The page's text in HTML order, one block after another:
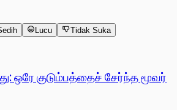
Lucu Tidak Suka
ஒரே குடும்பத்தைச் சேர்ந்த மூவர்